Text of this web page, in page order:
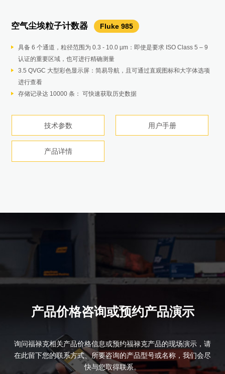
空气尘埃粒子计数器 Fluke 985
具备 6 个通道，粒径范围为 0.3 - 10.0 µm：即使是要求 ISO Class 5 – 9
认证的重要区域，也可进行精确测量
3.5 QVGC 大型彩色显示屏：简易导航，且可通过直观图标和大字体选项
进行查看
存储记录达 10000 条： 可快速获取历史数据
技术参数 用户手册
产品详情
绝缘万用表 1587 FC
小巧轻便，方便手持）
一键提供1000V电压供绝缘测试
TrendIt™ 图表的 PI/DAR 定时比测试，迅速发现潮湿和污染绝缘问题
产品详情
电能质量分析仪 Fluke 1777
内置报表功能，一键出具GB报告
可远程通讯、操作，分析功能强大：瞬态电压采样率高达20MS/s，峰值
±8kV；
带宽DC~30kHz超谐波测量：增加2-9kHz高频谐波，9-30kHz超谐波
全中文界面，自动试别电流钳，自动更正接线错误
技术参数 用户手册
产品详情
可接镜头、多点及激光自动对焦速快速查找和发现热斑或电气设备的温度
异常点，及时排除温度异常问题。
产品详情
声学成像仪 Fluke ii900
配备了一系列麦克风以扩大检查范围，快速准确地定位压缩空气系统中的
空气、气体和真空泄漏，即使在嘈杂的环境中也是如此。
7英寸LCD触摸屏上，SoundMap™ 与可见光图像重叠，以帮助快速找到
泄漏位置。
简单直观的界面使技术人员能够辨识泄漏的声频，从而过滤掉较大的背景
技术参数 用户手册
产品详情
在线式声学成像仪 SV600
高灵敏度使泄漏无处遁形
开放式API易于与现有系统集成
7x24连续监测避免人工巡检造成的遗漏
产品详情
高精度多路测温仪 1586A
配合福禄克标准温度计用于温度探头和传感器的高精度校准，也可做温度
分布测试，应用于光伏和风电行业。
产品详情
压力校验器 Fluke 754
提供4-20毫安，0-10V信号，24V电源，HART压力变送器故障排查，校
准。
测量电压、电流 (mA)、RTD、热电偶、频率和电阻，以测试传感器、变
送器和其他仪器。
输出/模拟电压、电流 (mA)、热电偶、RTD、频率、电阻和压力以校准变
技术参数 用户手册
产品详情
蓄电池内阻分析仪 BT521
主要测量值 – 电池内阻、直流和交流电压、直流和交流电流、纹波电压、
频率和温度。
序列测量模式 – 电池组的自动或手动序列测试，无需在每次需要保存测量
值时按下按钮。
全面记录 - 所有测量值在测试过程中自动捕捉，并可以在仪器上查看后再
技术参数 用户手册
产品详情
接地电阻测试仪 Fluke 1625-2 KIT
三极和四极电位降（使用地桩）
四极土壤电阻率测试（使用地桩）
选择性测试（使用地桩和 1 个钳口）
无桩测试（仅使用 2 个钳口）
技术参数 用户手册
产品详情
钳形电流表 Fluke 377FC
使用钳口测量电压和电流
测试更快、更安全，采用 FieldSense™ 技术无需触碰带电电线
只需更少的步骤即可完成 三相电压和电流测试
产品详情
压力校验仪 Fluke 718
压力校验仪具压力源和毫安测量，几乎可以校准和维护所有压力设备
意外暴露于液体时，内置泵极易清洗，因而降低了总拥有成本和维修费
用，同时还允许在工作现场维修泵
压力校验仪错误率计算功能使得工作人员在工作现场就能快速做出合格/失
败的决定
技术参数 用户手册
产品详情
智能数字压力校验仪 Fluke 730系列
压力测量范围 ± 10 inH2O/2.5kPa - 10000 psi/69Mpa
四个绝压量程15PSIA（103kPa），30PSIA （207kPa），
100PSIA（690kPa），300PSIA （2Mpa）
压力测量精度0.05% 满量程，可选精度0.02% 满量程
IP 防护等级：IP54
技术参数 用户手册
产品详情
毫安钳形表 Fluke 773
无需“断开回路即可测量 4 至 20 mA 信号
0.01 mA 分辨率和灵敏度
测量 PLC 和控制系统模拟 I/O 的 mA 信号
可显示 mA 测量值和 4 至 20 mA 量程百分比的双背光显示屏
技术参数 用户手册
产品详情
过程万用表 Fluke 789
24 V 回路电源
双显示大屏幕
mA 输出功能下提供 1200 ohm 的驱动能力
带回路电源的HART模式，内置 250 ohm 电阻器
技术参数 用户手册
产品详情
振动点检仪 Fluke 805
创新性的传感器设计，可将因倾斜或按力引起的测量偏差程度小。
无论频率高低，均可提供高质量的测量数据
用四级刻度表示通频振动和轴承状况问题的严重度
产品详情
电机驱动分析仪 MDA-550 III
引导式测量利用图形化分步式电压和电流连接图，使变频驱动器的设置和
连接变得比以往更容易
预设的测量配置根据所选的测试程序收集数据，无需进行复杂的配置
内置报告编写功能可轻松生成专业的调整前/调整后电机驱动器故障排除报
告
技术参数 产品详情
电缆路径探测仪 UAT-620
多种探测模式，可用于在各种应用中定位和跟踪带电和不带电的缆线或管
道
简单直观的发射器可根据所连接的附件自动选择正确的定位功能，并且可
自定义8 KHz或33 KHz测试频率
接收器配有高对比度显示屏，可在强烈的阳光下清晰查看，并且具有自动
技术参数 用户手册
产品详情
饮料包装薄膜热成像系统 EC150
时热成像技术适用于连续或离散的工艺过程。
内置线激光器，可快速对准目标，进而降低安装成本。
确保产品合规生产进而提升品质。
光纤认证测试模块 CFP-Q-ADD
光纤损耗测试套件的认证时间极短
符合 ANSI/TIA 和 ISO/IEC 环型通量的合规性要求
确保所有的作业正确、高效地完成
认证级光纤测试模块 OFP-Q-ADD OTDR
自动设置可检测光纤特性并设置测量参数
手动专家模式支持对自动设置进行简单调整
可自动识别连接器、熔接头、折弯和分光器等事件
食品温度跟踪仪 Datapaq Food Tracker
可靠且准确的HACCP温度测绘系统用以苛刻的食品加工应用。
数据记录器(6或8通道)，IP67防水等级。
需要下载前可储存高达8次运行的数据。
完整的隔热箱选件，适合不同的工艺过程需求。
功能强大且易于使用的Insight™分析软件含过程致死率计算。
技术参数
微安级漏电流钳表 369 FC/CN
真有效值测量可保证复杂、非正弦波形测量的准确度
61 mm 钳夹开口
最高分辨率为 1 μA，最小量程低至3mA（最大测量电流为 60 A）
立即购买 产品详情
钳形表 319
独特的40A小量程、高准确度电流测试，0.01A高分辨率,1.6%高精度测量
钳头纤薄，体型轻便，更加易于在狭窄空间内使用
可以测量诸如电机和照明等设备的启动电流
立即购买 产品详情
绝缘电阻测试仪 1535
最高2500V测试电压，500GΩ测试量程
自动极化指数（PI）/介电吸收比（DAR）
自动放电，保证安全
全中文操作界面，专为中国用户设计
用户手册 技术参数
立即购买
绝缘电阻测试仪 1508
0.01 MΩ 至 10 GΩ的绝缘测试
绝缘测试电压: 50 V、100 V、250 V、500 V 和 1000 V，适用于多种应用
带电电路检测功能，如果检测到大于30 V的电压，则禁止进行测试，提高
了对人员的保护能力
用户手册 技术参数
立即购买
毫安级过程钳型表 771
0.01 mA 分辨率和灵敏度
无需"断开回路即可测量 4 至 20 mA 信号
测量 PLC 和控制系统模拟 I/O 的 mA 信号
立即购买 产品详情
手持式参考测温仪 1523/1524
铂电阻 ±0.011 °C
热电偶±0.24 °C（J、K、L、M 型）
热敏电阻：±0.002 °C
产品详情
手持式干式炉 9100S/9102S
温度范围从 – 10 °C 到 375 °C
0 °C 时的准确度达 ± 0.25 °C，稳定性达 ± 0.05 °C
RS-232接口及串口线
低温干体炉/计量炉 9190A
量程：-95至140℃
稳定性：±0.015°C
冷却时间快
产品详情
测温仪 62max
防尘和防水：IP54 级防尘和防水
坚固耐用：经过 3 米跌落测试
符合人机工程学设计：完全经过重新设计，手持更自然舒适
立即购买 产品详情
产品价格咨询或预约产品演示
询问福禄克相关产品价格信息或预约福禄克产品的现场演示，请
在此留下您的联系方式、所要咨询的产品型号或名称，我们会尽
快与您取得联系。